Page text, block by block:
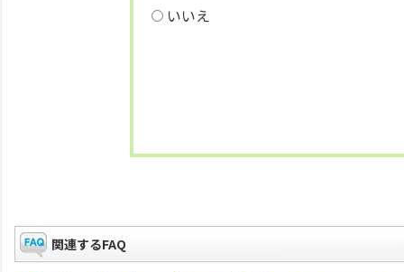
いいえ
関連するFAQ